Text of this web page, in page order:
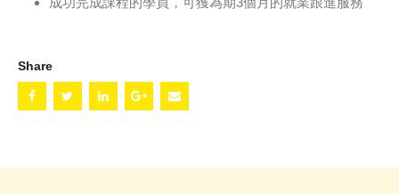
Share